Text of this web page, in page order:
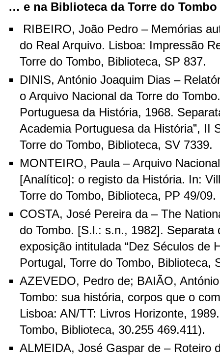
… e na Biblioteca da Torre do Tombo
RIBEIRO, João Pedro – Memórias
do Real Arquivo. Lisboa: Impressão
Torre do Tombo, Biblioteca, SP 837.
DINIS, António Joaquim Dias –
o Arquivo Nacional da Torre do
Portuguesa da História, 1968.
Academia Portuguesa da História”, II
Torre do Tombo, Biblioteca, SV 7339.
MONTEIRO, Paula – Arquivo
[Analítico]: o registo da História. In:
Torre do Tombo, Biblioteca, PP 49/09.
COSTA, José Pereira da – The
do Tombo. [S.l.: s.n., 1982]. Separata
exposição intitulada “Dez Séculos de
Portugal, Torre do Tombo, Biblioteca,
AZEVEDO, Pedro de; BAIÃO,
Tombo: sua história, corpos que o
Lisboa: AN/TT: Livros Horizonte,
Tombo, Biblioteca, 30.255 469.411).
ALMEIDA, José Gaspar de – Roteiro